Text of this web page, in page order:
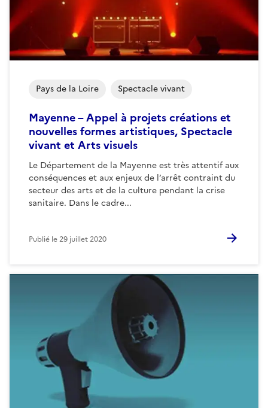
Mayenne – Appel à projets créations et
nouvelles formes artistiques, Spectacle
vivant et Arts visuels
Le Département de la Mayenne est très attentif aux
conséquences et aux enjeux de l’arrêt contraint du
secteur des arts et de la culture pendant la crise
sanitaire. Dans le cadre...
Pays de la Loire Spectacle vivant
Publié le29 juillet 2020